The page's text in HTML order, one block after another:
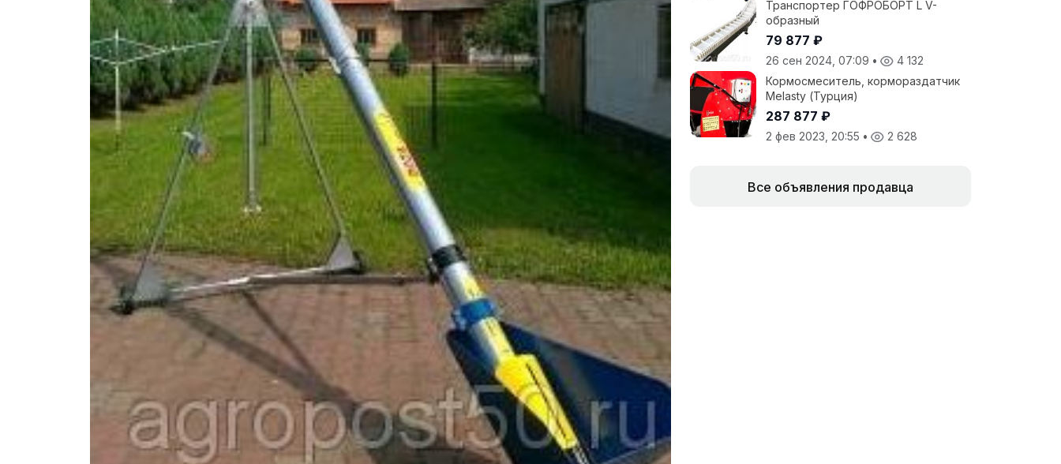
Транспортер ГОФРОБОРТ L V-
образный
79 877 ₽
26 сен 2024, 07:09 •
4 132
Кормосмеситель, кормораздатчик
Melasty (Турция)
287 877 ₽
2 фев 2023, 20:55 • 2 628
Все объявления продавца